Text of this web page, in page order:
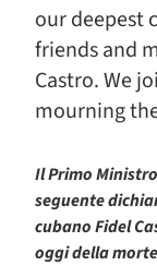
our deepest
friends and
Castro. We
mourning
Il Primo
seguente
cubano Fidel
oggi della